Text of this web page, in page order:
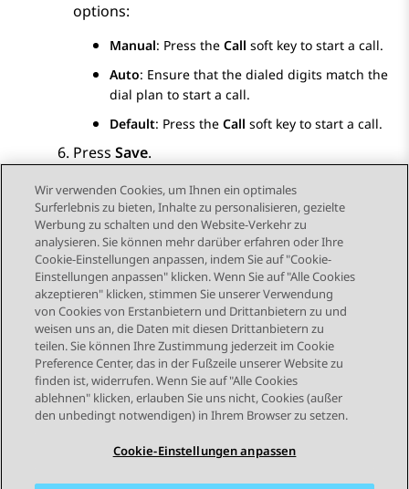
options:
Manual: Press the Call soft key to start a call.
Auto: Ensure that the dialed digits match the
dial plan to start a call.
Default: Press the Call soft key to start a call.
Press Save.
Send Feedback
Themennavigation
Vorheriges Thema Nächstes Thema
STAY CONNECTED
Wir verwenden Cookies, um Ihnen ein optimales
Surferlebnis zu bieten, Inhalte zu personalisieren, gezielte
Werbung zu schalten und den Website-Verkehr zu
analysieren. Sie können mehr darüber erfahren oder Ihre
Cookie-Einstellungen anpassen, indem Sie auf "Cookie-
Einstellungen anpassen" klicken. Wenn Sie auf "Alle Cookies
akzeptieren" klicken, stimmen Sie unserer Verwendung
von Cookies von Erstanbietern und Drittanbietern zu und
weisen uns an, die Daten mit diesen Drittanbietern zu
teilen. Sie können Ihre Zustimmung jederzeit im Cookie
Preference Center, das in der Fußzeile unserer Website zu
finden ist, widerrufen. Wenn Sie auf "Alle Cookies
ablehnen" klicken, erlauben Sie uns nicht, Cookies (außer
den unbedingt notwendigen) in Ihrem Browser zu setzen.
Cookie-Einstellungen anpassen